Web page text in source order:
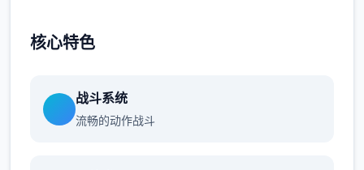
核心特色
战斗系统
流畅的动作战斗